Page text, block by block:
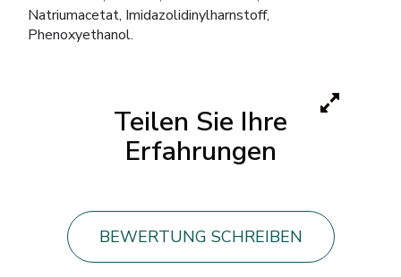
Natriumacetat, Imidazolidinylharnstoff,
Phenoxyethanol.
Teilen Sie Ihre
Erfahrungen
BEWERTUNG SCHREIBEN